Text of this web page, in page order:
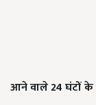
आने वाले24घंटों के